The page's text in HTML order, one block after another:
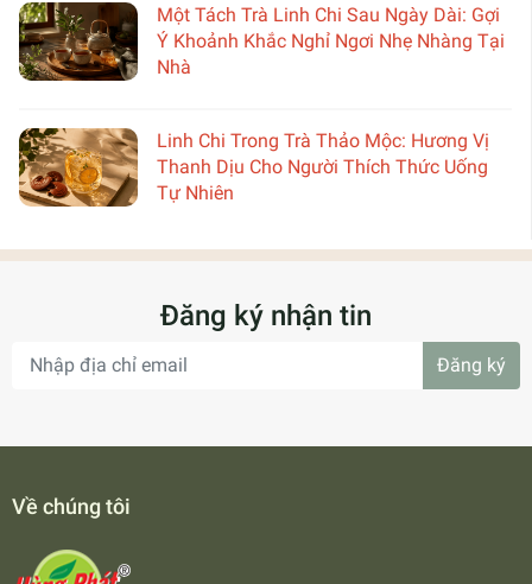
Một Tách Trà Linh Chi Sau Ngày Dài: Gợi
Ý Khoảnh Khắc Nghỉ Ngơi Nhẹ Nhàng Tại
Nhà
Linh Chi Trong Trà Thảo Mộc: Hương Vị
Thanh Dịu Cho Người Thích Thức Uống
Tự Nhiên
Đăng ký nhận tin
Đăng ký
Về chúng tôi